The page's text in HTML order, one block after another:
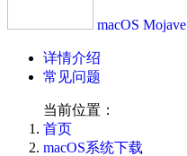
macOS Mojave
详情介绍
常见问题
当前位置：
首页
macOS系统下载